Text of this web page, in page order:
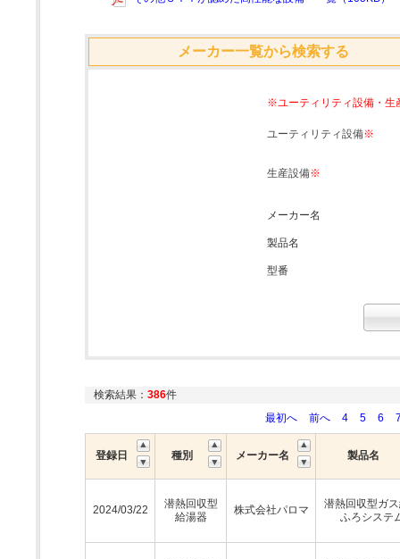
メーカー一覧から検索する
※ユーティリティ設備・生
ユーティリティ設備※
生産設備※
メーカー名
製品名
型番
検索結果： 386件
最初へ
前へ 4 5 6
登録日 種別 メーカー名 製品名
2024/03/22
潜熱回収型
給湯器
株式会社パロマ
潜熱回収型ガ
ふろシステ